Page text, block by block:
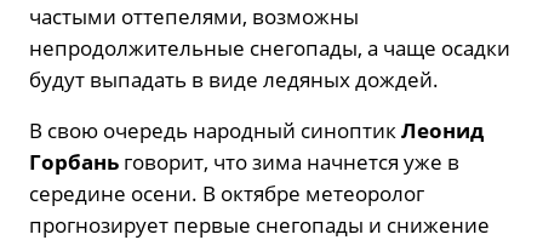
частыми оттепелями, возможны
непродолжительные снегопады, а чаще осадки
будут выпадать в виде ледяных дождей.
В свою очередь народный синоптик Леонид
Горбань говорит, что зима начнется уже в
середине осени. В октябре метеоролог
прогнозирует первые снегопады и снижение